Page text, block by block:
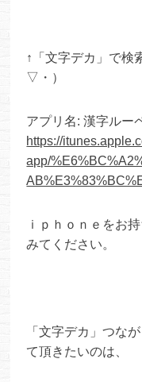
↑「文字デカ」で検
▽・）
アプリ名: 漢字ルー
https://
app/
ｉｐｈｏｎｅをお
みてください。
「文字デカ」つな
て頂きたいのは、